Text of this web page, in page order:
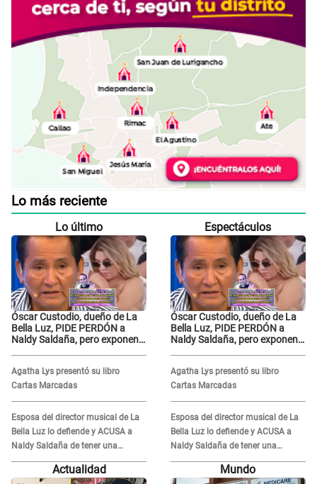
Lo más reciente
Lo último
Óscar Custodio, dueño de La
Bella Luz, PIDE PERDÓN a
Naldy Saldaña, pero exponen
grabar"
Agatha Lys presentó su libro
Cartas Marcadas
Esposa del director musical de La
Bella Luz lo defiende y ACUSA a
Naldy Saldaña de tener una
relación con él y otros integrantes
Espectáculos
Óscar Custodio, dueño de La
Bella Luz, PIDE PERDÓN a
Naldy Saldaña, pero exponen
grabar"
Agatha Lys presentó su libro
Cartas Marcadas
Esposa del director musical de La
Bella Luz lo defiende y ACUSA a
Naldy Saldaña de tener una
relación con él y otros integrantes
Actualidad Mundo